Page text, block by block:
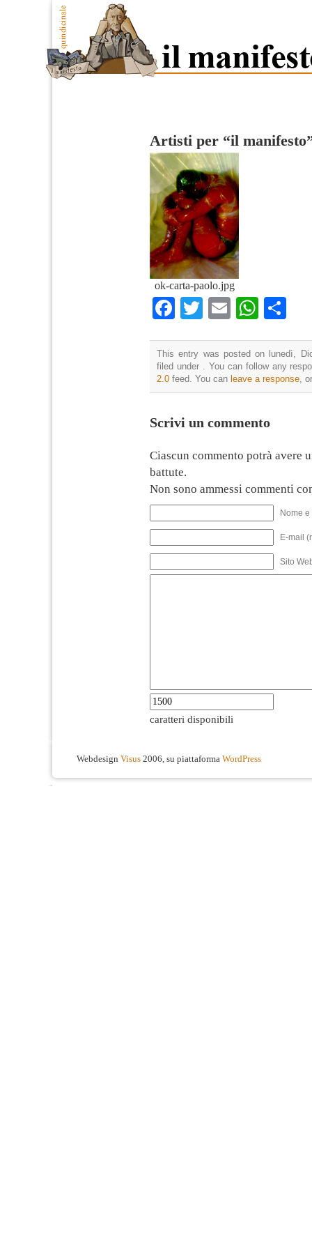
Artisti per “il
ok-carta-paolo.jpg
Facebook
TwitterEmail
This entry was posted on lunedì,
filed under . You can follow any
2.0 feed. You can leave a response,
Scrivi un commento
Ciascun commento potrà avere
battute.
Non sono ammessi commenti
Nome
E-mail
Sito
caratteri disponibili
Webdesign Visus 2006, su piattaforma WordPress